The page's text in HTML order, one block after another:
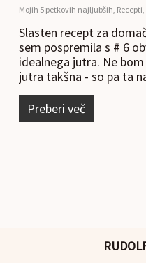
Mojih 5 petkovih najljubših, Recepti,
Slasten recept za
sem pospremila s # 6
idealnega jutra. Ne
jutra takšna - so pa ta
Preberi več